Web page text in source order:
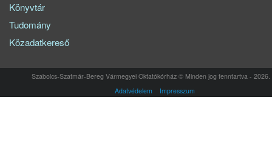
Könyvtár
Tudomány
Közadatkereső
Szabolcs-Szatmár-Bereg Vármegyei Oktatókórház © Minden jog fenntartva - 2026.
Adatvédelem
Impresszum